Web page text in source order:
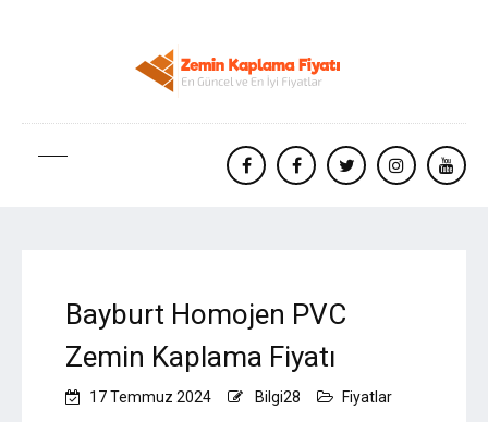
facebookFacebooktwitterinstagram
Bayburt Homojen PVC
Zemin Kaplama Fiyatı
17 Temmuz 2024 Bilgi28 Fiyatlar